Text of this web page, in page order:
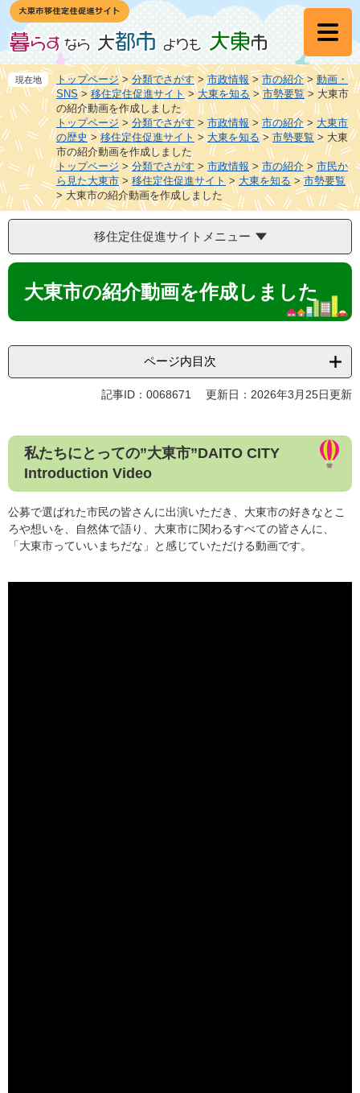
ペ
ジ
先
頭
で
す
。
メ
ュ
を
飛
ば
し
て
本
へ
現在地 トップページ > 分類でさがす >市政情報 > 市の紹介 > 動画・
SNS >移住定住促進サイト >大東を知る >市勢要覧 > 大東市
の紹介動画を作成しました
トップページ > 分類でさがす > 市政情報 > 市の紹介 > 大東市
の歴史 >移住定住促進サイト >大東を知る> 市勢要覧 > 大東
市の紹介動画を作成しました
トップページ >分類でさがす > 市政情報 >市の紹介 > 市民か
ら見た大東市 > 移住定住促進サイト > 大東を知る >市勢要覧
>大東市の紹介動画を作成しました
移住定住促進サイトメニュー
本
大東市の紹介動画を作成しました
ページ内目次
記事ID：0068671 更新日：2026年3月25日更新
私たちにとっての”大東市”DAITO CITY
Introduction Video
公募で選ばれた市民の皆さんに出演いただき、大東市の好きなとこ
ろや想いを、自然体で語り、大東市に関わるすべての皆さんに、
「大東市っていいまちだな」と感じていただける動画です。